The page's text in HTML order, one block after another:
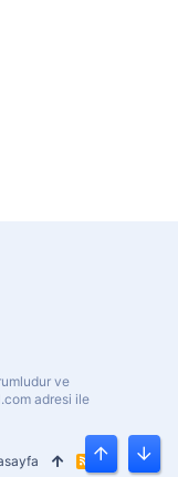
S
ve
adresi ile
Üst Alt